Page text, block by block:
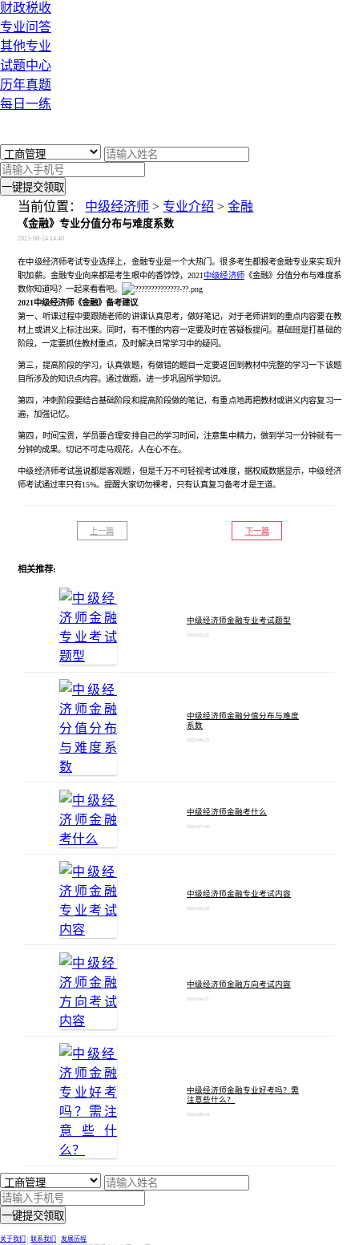
财政税收
专业问答
其他专业
试题中心
历年真题
每日一练
一键提交领取
当前位置： 中级经济师 >专业介绍 >金融
《金融》专业分值分布与难度系数
2021-08-24 14:40
在中级经济师考试专业选择上，金融专业是一个大热门。很多考生都报考金融专业来实现升
职加薪。金融专业向来都是考生眼中的香饽饽，2021 中级经济师《金融》分值分布与难度系
数你知道吗？一起来看看吧。
2021中级经济师《金融》备考建议
第一、听课过程中要跟随老师的讲课认真思考，做好笔记，对于老师讲到的重点内容要在教
材上或讲义上标注出来。同时，有不懂的内容一定要及时在答疑板提问。基础班是打基础的
阶段，一定要抓住教材重点，及时解决日常学习中的疑问。
第三，提高阶段的学习，认真做题，有做错的题目一定要返回到教材中完整的学习一下该题
目所涉及的知识点内容。通过做题，进一步巩固所学知识。
第四，冲刺阶段要结合基础阶段和提高阶段做的笔记，有重点地再把教材或讲义内容复习一
遍，加强记忆。
第四，时间宝贵，学员要合理安排自己的学习时间，注意集中精力，做到学习一分钟就有一
分钟的成果。切记不可走马观花，人在心不在。
中级经济师考试虽说都是客观题，但是千万不可轻视考试难度，据权威数据显示，中级经济
师考试通过率只有15%。提醒大家切勿裸考，只有认真复习备考才是王道。
上一篇 下一篇
相关推荐:
中级经济师金融专业考试题型
2024-05-22
中级经济师金融分值分布与难度
系数
2023-08-25
中级经济师金融考什么
2023-07-26
中级经济师金融专业考试内容
2023-05-24
中级经济师金融方向考试内容
2023-04-21
中级经济师金融专业好考吗？需
注意些什么？
2022-08-24
一键提交领取
关于我们 联系我们
发展历程